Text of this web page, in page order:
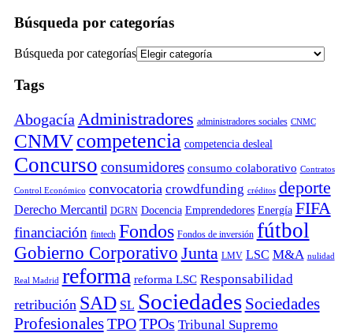
Búsqueda por categorías
Búsqueda por categorías
Tags
Abogacía Administradores administradores sociales CNMC
CNMV competencia competencia desleal
Concurso consumidores consumo colaborativo Contratos
Control Económico convocatoria crowdfunding créditos deporte
Derecho Mercantil DGRN Docencia Emprendedores Energía FIFA
financiación fintech Fondos Fondos de inversión fútbol
Gobierno Corporativo Junta LMV LSC M&A nulidad
Real Madrid reforma reforma LSC Responsabilidad
retribución SAD SL Sociedades Sociedades
Profesionales TPO TPOs Tribunal Supremo